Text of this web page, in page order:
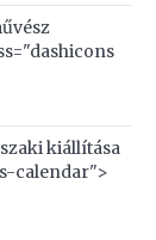
kiállítása
calendar">